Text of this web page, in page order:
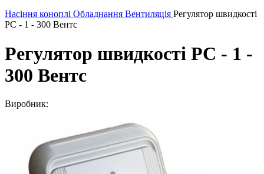
Насіння коноплі Обладнання Вентиляція Регулятор швидкості
РС - 1 - 300 Вентс
Регулятор швидкості РС - 1 -
300 Вентс
Виробник: